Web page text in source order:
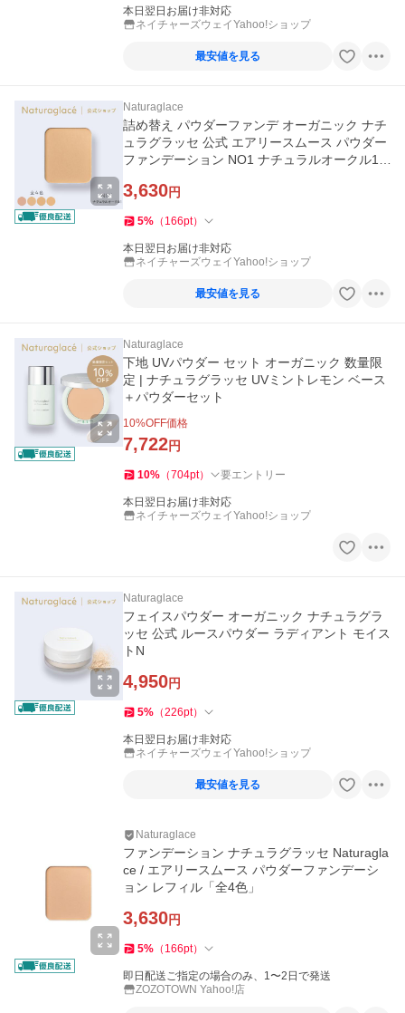
本日翌日お届け非対応
ネイチャーズウェイYahoo!ショップ
最安値を見る
Naturaglace
詰め替え パウダーファンデ オーガニック ナチ
ュラグラッセ 公式 エアリースムース パウダー
ファンデーション NO1 ナチュラルオークル1
3,630円
5% （ 166pt）
本日翌日お届け非対応
ネイチャーズウェイYahoo!ショップ
最安値を見る
Naturaglace
下地 UVパウダー セット オーガニック 数量限
定 | ナチュラグラッセ UVミントレモン ベース
＋パウダーセット
10%OFF価格
7,722円
10% （704pt） 要エントリー
本日翌日お届け非対応
ネイチャーズウェイYahoo!ショップ
Naturaglace
フェイスパウダー オーガニック ナチュラグラ
ッセ 公式 ルースパウダー ラディアント モイス
トN
4,950円
5% （226pt）
本日翌日お届け非対応
ネイチャーズウェイYahoo!ショップ
最安値を見る
Naturaglace
ファンデーション ナチュラグラッセ Naturagla
ce / エアリースムース パウダーファンデーシ
ョン レフィル「全4色」
3,630円
5% （ 166pt）
即日配送ご指定の場合のみ、1〜2日で発送
ZOZOTOWN Yahoo!店